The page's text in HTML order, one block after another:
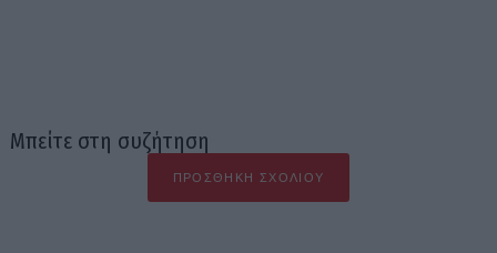
Μπείτε στη συζήτηση
ΠΡΟΣΘΉΚΗ ΣΧΟΛΊΟΥ